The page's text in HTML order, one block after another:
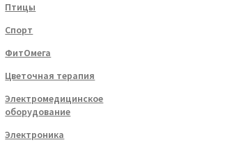
Птицы
Спорт
ФитОмега
Цветочная терапия
Электромедицинское
оборудование
Электроника